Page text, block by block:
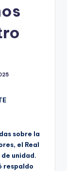
sobre la
el Real
unidad.
respaldo